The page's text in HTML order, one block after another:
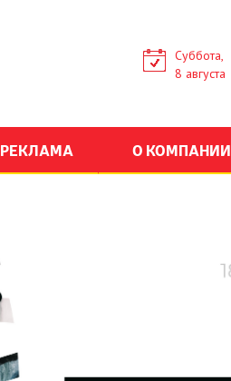
Суббота,
8 августа
РЕКЛАМА О КОМПАНИИ